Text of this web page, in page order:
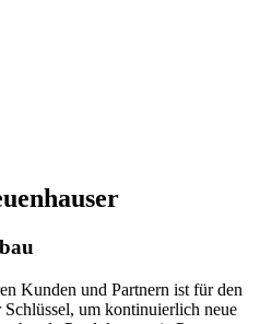
Kunden und Partnern ist für den
um kontinuierlich neue